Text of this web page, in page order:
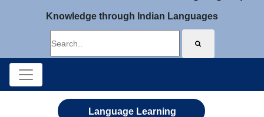
Knowledge through Indian Languages
Language Learning